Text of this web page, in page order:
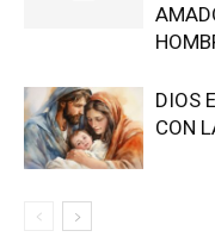
DIOS
CON